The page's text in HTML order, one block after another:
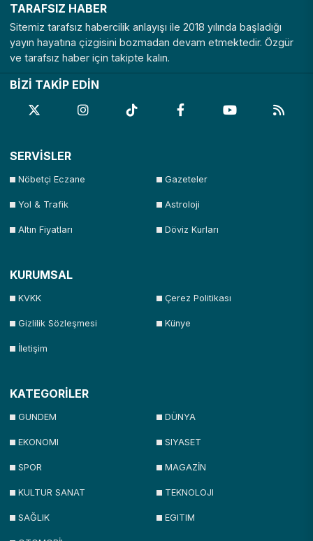
Tekirdağ Tokat
Uşak Van Yalova Yozgat
TARAFSIZ HABER
Sitemiz tarafsız habercilik anlayışı ile 2018 yılında başladığı
yayın hayatına çizgisini bozmadan devam etmektedir. Özgür
ve tarafsız haber için takipte kalın.
BİZİ TAKİP EDİN
SERVİSLER
Nöbetçi Eczane Gazeteler
Yol & Trafik Astroloji
Altın Fiyatları Döviz Kurları
KURUMSAL
KVKK Çerez Politikası
Gizlilik Sözleşmesi Künye
İletişim
KATEGORİLER
GUNDEM DÜNYA
EKONOMI SIYASET
SPOR MAGAZİN
KULTUR SANAT TEKNOLOJI
SAĞLIK EGITIM